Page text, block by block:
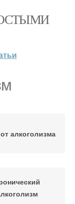
алкоголизма